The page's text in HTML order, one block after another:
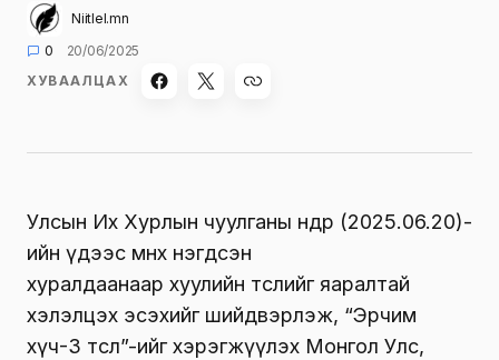
Niitlel.mn
0
20/06/2025
ХУВААЛЦАХ
Улсын Их Хурлын чуулганы өнөөдөр (2025.06.20)-
ийн үдээс өмнөх нэгдсэн
хуралдаанаар хуулийн төслийг яаралтай
хэлэлцэх эсэхийг шийдвэрлэж, “Эрчим
хүч-3 төсөл”-ийг хэрэгжүүлэх Монгол Улс,